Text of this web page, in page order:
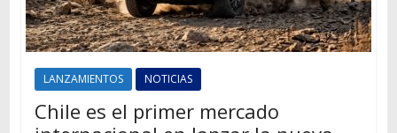
LANZAMIENTOS NOTICIAS
Chile es el primer mercado